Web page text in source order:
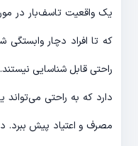
یک واقعیت تاسف‌بار در
که تا افراد دچار
راحتی قابل شناسایی
دارد که به راحتی
مصرف و اعتیاد پیش ببرد.